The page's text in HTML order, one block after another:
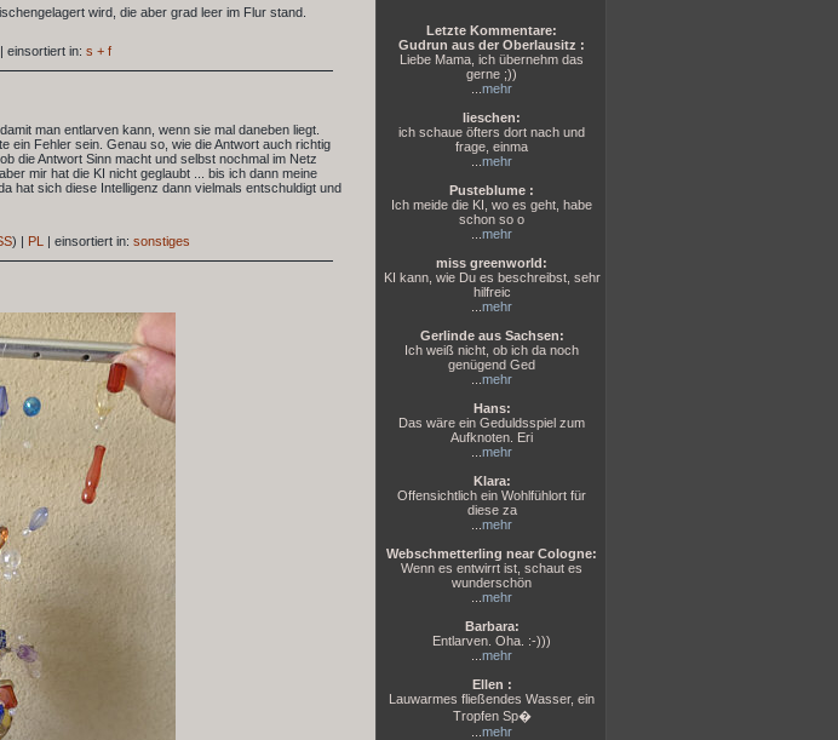
wird, die aber grad leer im Flur stand.
| einsortiert in: s + f
man entlarven kann, wenn sie mal daneben liegt.
ein Fehler sein. Genau so, wie die Antwort auch richtig
die Antwort Sinn macht und selbst nochmal im Netz
mir hat die KI nicht geglaubt ... bis ich dann meine
hat sich diese Intelligenz dann vielmals entschuldigt und
) | PL | einsortiert in: sonstiges
Letzte Kommentare:
Gudrun aus der Oberlausitz :
Liebe Mama, ich übernehm das
gerne ;))
mehr
lieschen:
ich schaue öfters dort nach und
frage, einma
mehr
Pusteblume :
Ich meide die KI, wo es geht, habe
schon so o
mehr
miss greenworld:
KI kann, wie Du es beschreibst, sehr
hilfreic
mehr
Gerlinde aus Sachsen:
Ich weiß nicht, ob ich da noch
genügend Ged
mehr
Hans:
Das wäre ein Geduldsspiel zum
Aufknoten. Eri
mehr
Klara:
Offensichtlich ein Wohlfühlort für
diese za
mehr
Webschmetterling near Cologne:
Wenn es entwirrt ist, schaut es
wunderschön
mehr
Barbara:
Entlarven. Oha. :-)))
mehr
Ellen :
Lauwarmes fließendes Wasser, ein
Tropfen Sp�
mehr